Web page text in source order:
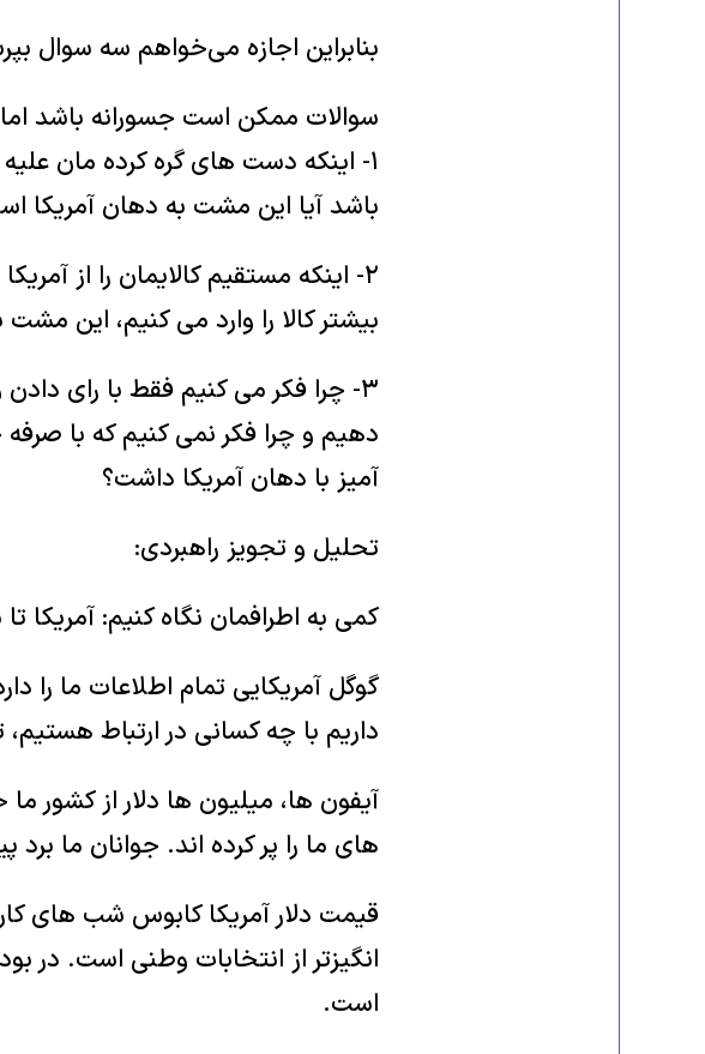
بنابراین اجازه می‌خواهم سه سوال
سوالات ممکن است جسورانه باشد
۱- اینکه دست های گره کرده مان
باشد آیا این مشت به دهان آمریکا
۲- اینکه مستقیم کالایمان را از
بیشتر کالا را وارد می کنیم، این
۳- چرا فکر می کنیم فقط با رای
دهیم و چرا فکر نمی کنیم که با
آمیز با دهان آمریکا داشت؟
تحلیل و تجویز راهبردی:
کمی به اطرافمان نگاه کنیم: آمریکا
گوگل آمریکایی تمام اطلاعات ما را
داریم با چه کسانی در ارتباط
آیفون ها، میلیون ها دلار از کشور
های ما را پر کرده اند. جوانان ما
قیمت دلار آمریکا کابوس شب های
انگیزتر از انتخابات وطنی است. در
است.